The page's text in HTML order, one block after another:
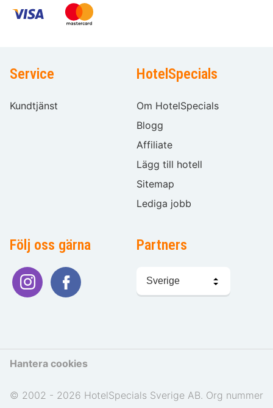
Service
Kundtjänst
HotelSpecials
Om HotelSpecials
Blogg
Affiliate
Lägg till hotell
Sitemap
Lediga jobb
Följ oss gärna Partners
språk
Hantera cookies
© 2002 - 2026 HotelSpecials Sverige AB. Org nummer